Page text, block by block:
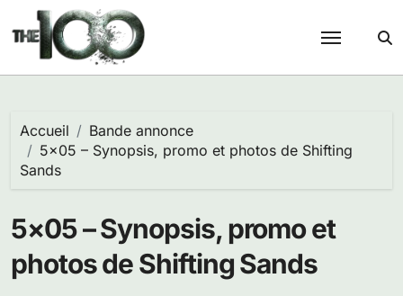
Passer
au
contenu
Accueil
Bande annonce
5×05 – Synopsis, promo et photos de Shifting
Sands
5×05 – Synopsis, promo et
photos de Shifting Sands